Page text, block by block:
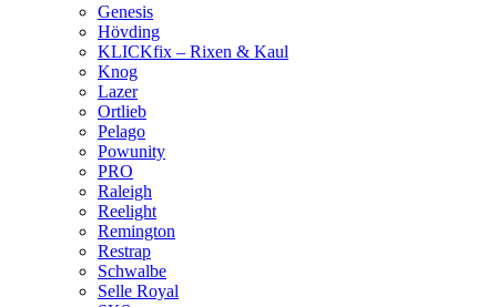
Genesis
Hövding
KLICKfix – Rixen & Kaul
Knog
Lazer
Ortlieb
Pelago
Powunity
PRO
Raleigh
Reelight
Remington
Restrap
Schwalbe
Selle Royal